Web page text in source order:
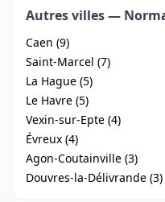
Autres villes —
Caen (9)
Saint-Marcel (7)
La Hague (5)
Le Havre (5)
Vexin-sur-Epte (4)
Évreux (4)
Agon-Coutainville (3)
Douvres-la-Délivrande (3)